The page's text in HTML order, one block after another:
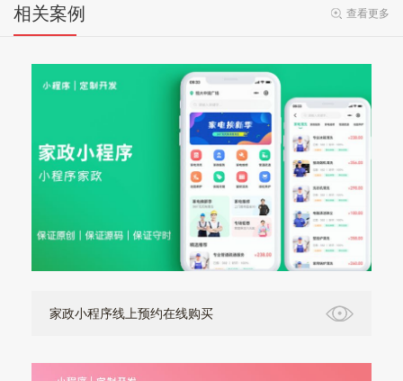
相关案例 查看更多
家政小程序线上预约在线购买